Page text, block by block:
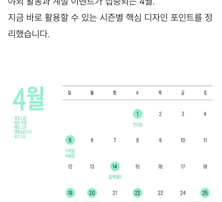
지금 바로 활용할 수 있는 시즌별 핵심 디자인 포인트를 정
리했습니다.